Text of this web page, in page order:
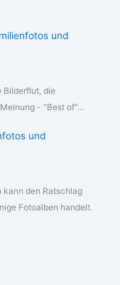
und
Bilderflut, die
- "Best of"…
und
kann den Ratschlag
Fotoalben handelt.